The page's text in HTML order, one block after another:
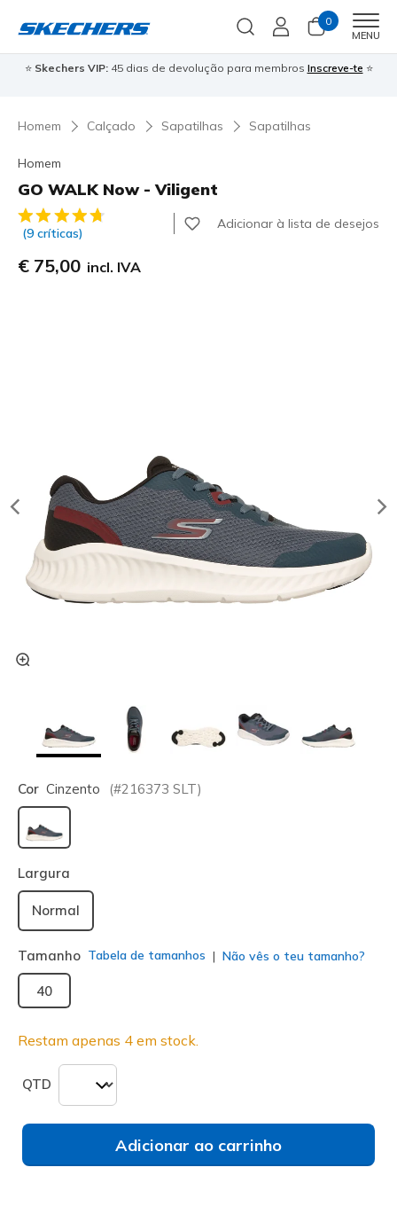
0
MENU
⭐ Skechers VIP:45 dias de devolução para membros Inscreve-te ⭐
Homem Calçado Sapatilhas Sapatilhas
Homem
GO WALK Now - Viligent
5 de 5 – Classificação do cliente
(9 críticas)
Adicionar à lista de desejos
€ 75,00 incl. IVA
Cor Cinzento (#216373 SLT)
selecionado
Largura
Normal
Tamanho Tabela de tamanhos Não vês o teu tamanho?
40
Restam apenas 4 em stock.
QTD
Adicionar ao carrinho